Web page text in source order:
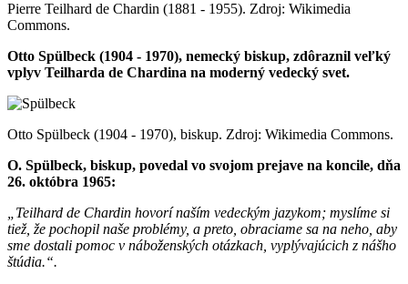
Pierre Teilhard de Chardin (1881 - 1955). Zdroj: Wikimedia
Commons.
Otto Spülbeck (1904 - 1970), nemecký biskup, zdôraznil veľký
vplyv Teilharda de Chardina na moderný vedecký svet.
Otto Spülbeck (1904 - 1970), biskup. Zdroj: Wikimedia Commons.
O. Spülbeck, biskup, povedal vo svojom prejave na koncile, dňa
26. októbra 1965:
„Teilhard de Chardin hovorí naším vedeckým jazykom; myslíme si
tiež, že pochopil naše problémy, a preto, obraciame sa na neho, aby
sme dostali pomoc v náboženských otázkach, vyplývajúcich z nášho
štúdia.“.